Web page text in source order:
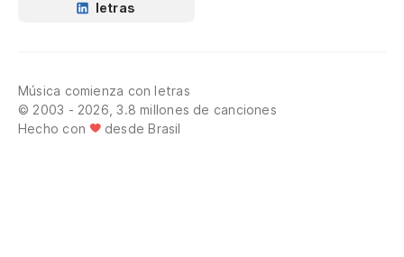
letras
Música comienza con letras
© 2003 - 2026, 3.8 millones de canciones
Hecho con
desde Brasil